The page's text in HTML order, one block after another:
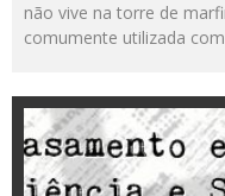
não vive na torre de
comumente utilizada